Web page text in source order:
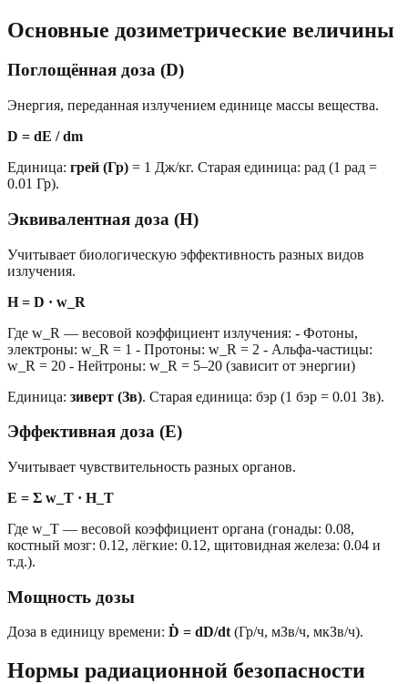
Основные дозиметрические величины
Поглощённая доза (D)
Энергия, переданная излучением единице массы вещества.
D = dE / dm
Единица: грей (Гр) = 1 Дж/кг. Старая единица: рад (1 рад =
0.01 Гр).
Эквивалентная доза (H)
Учитывает биологическую эффективность разных видов
излучения.
H = D · w_R
Где w_R — весовой коэффициент излучения: - Фотоны,
электроны: w_R = 1 - Протоны: w_R = 2 - Альфа-частицы:
w_R = 20 - Нейтроны: w_R = 5–20 (зависит от энергии)
Единица: зиверт (Зв). Старая единица: бэр (1 бэр = 0.01 Зв).
Эффективная доза (E)
Учитывает чувствительность разных органов.
E = Σ w_T · H_T
Где w_T — весовой коэффициент органа (гонады: 0.08,
костный мозг: 0.12, лёгкие: 0.12, щитовидная железа: 0.04 и
т.д.).
Мощность дозы
Доза в единицу времени: Ḋ = dD/dt(Гр/ч, мЗв/ч, мкЗв/ч).
Нормы радиационной безопасности